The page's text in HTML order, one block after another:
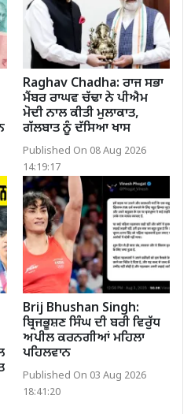
Raghav Chadha: ਰਾਜ ਸਭਾ
ਮੈਂਬਰ ਰਾਘਵ ਚੱਢਾ ਨੇ ਪੀਐਮ
ਮੋਦੀ ਨਾਲ ਕੀਤੀ ਮੁਲਾਕਾਤ,
ਗੱਲਬਾਤ ਨੂੰ ਦੱਸਿਆ ਖਾਸ
Published On 08 Aug 2026
14:19:17
Brij Bhushan Singh:
ਬ੍ਰਿਜਭੂਸ਼ਣ ਸਿੰਘ ਦੀ ਬਰੀ ਵਿਰੁੱਧ
ਅਪੀਲ ਕਰਨਗੀਆਂ ਮਹਿਲਾ
ਪਹਿਲਵਾਨ
Published On 03 Aug 2026
18:41:20